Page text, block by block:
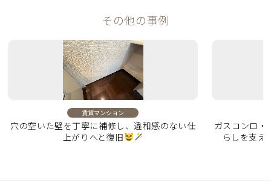
その他の事例
賃貸マンション
穴の空いた壁を丁寧に補修し、違和感のない仕
上がりへと復旧
ガスコンロ・
らしを支え